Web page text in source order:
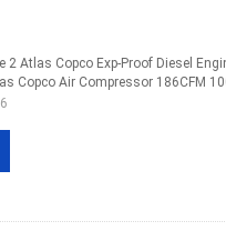
2 Atlas Copco Exp-Proof Diesel
Copco Air Compressor 186CFM